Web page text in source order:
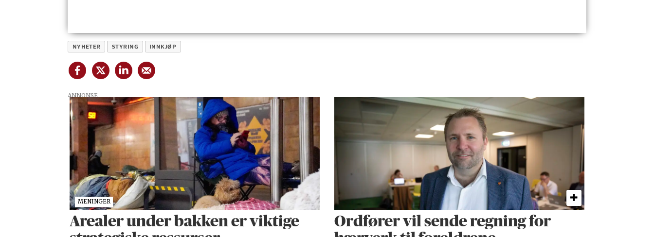
NYHETER STYRING INNKJØP
ANNONSE
MENINGER
Arealer under bakken er viktige
Ordfører vil sende regning for